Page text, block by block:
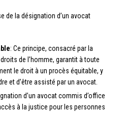
de la désignation d’un avocat
: Ce principe, consacré par la
de l’homme, garantit à toute
le droit à un procès équitable, y
et d’être assisté par un avocat.
d’un avocat commis d’office
à la justice pour les personnes